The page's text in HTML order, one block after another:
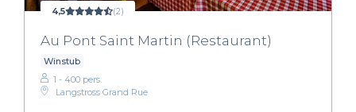
4,5 (2)
Au Pont Saint Martin (Restaurant)
Winstub
1 - 400 pers.
Langstross Grand Rue